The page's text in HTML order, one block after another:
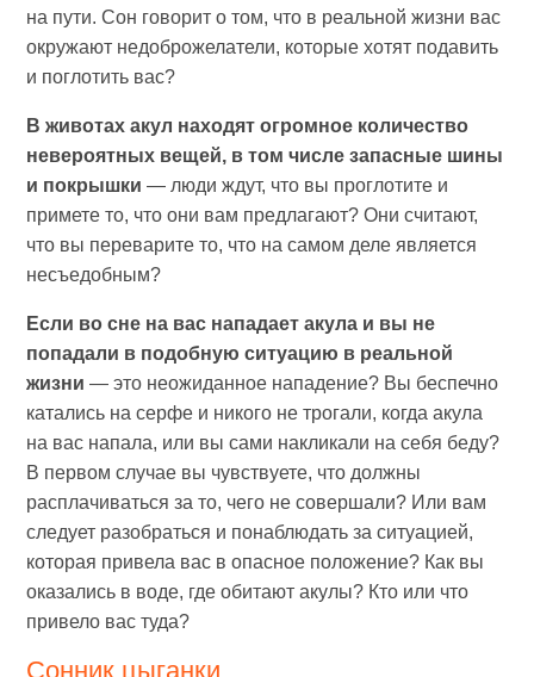
на пути. Сон говорит о том, что в реальной жизни вас
окружают недоброжелатели, которые хотят подавить
и поглотить вас?
В животах акул находят огромное количество
невероятных вещей, в том числе запасные шины
и покрышки — люди ждут, что вы проглотите и
примете то, что они вам предлагают? Они считают,
что вы переварите то, что на самом деле является
несъедобным?
Если во сне на вас нападает акула и вы не
попадали в подобную ситуацию в реальной
жизни — это неожиданное нападение? Вы беспечно
катались на серфе и никого не трогали, когда акула
на вас напала, или вы сами накликали на себя беду?
В первом случае вы чувствуете, что должны
расплачиваться за то, чего не совершали? Или вам
следует разобраться и понаблюдать за ситуацией,
которая привела вас в опасное положение? Как вы
оказались в воде, где обитают акулы? Кто или что
привело вас туда?
Сонник цыганки